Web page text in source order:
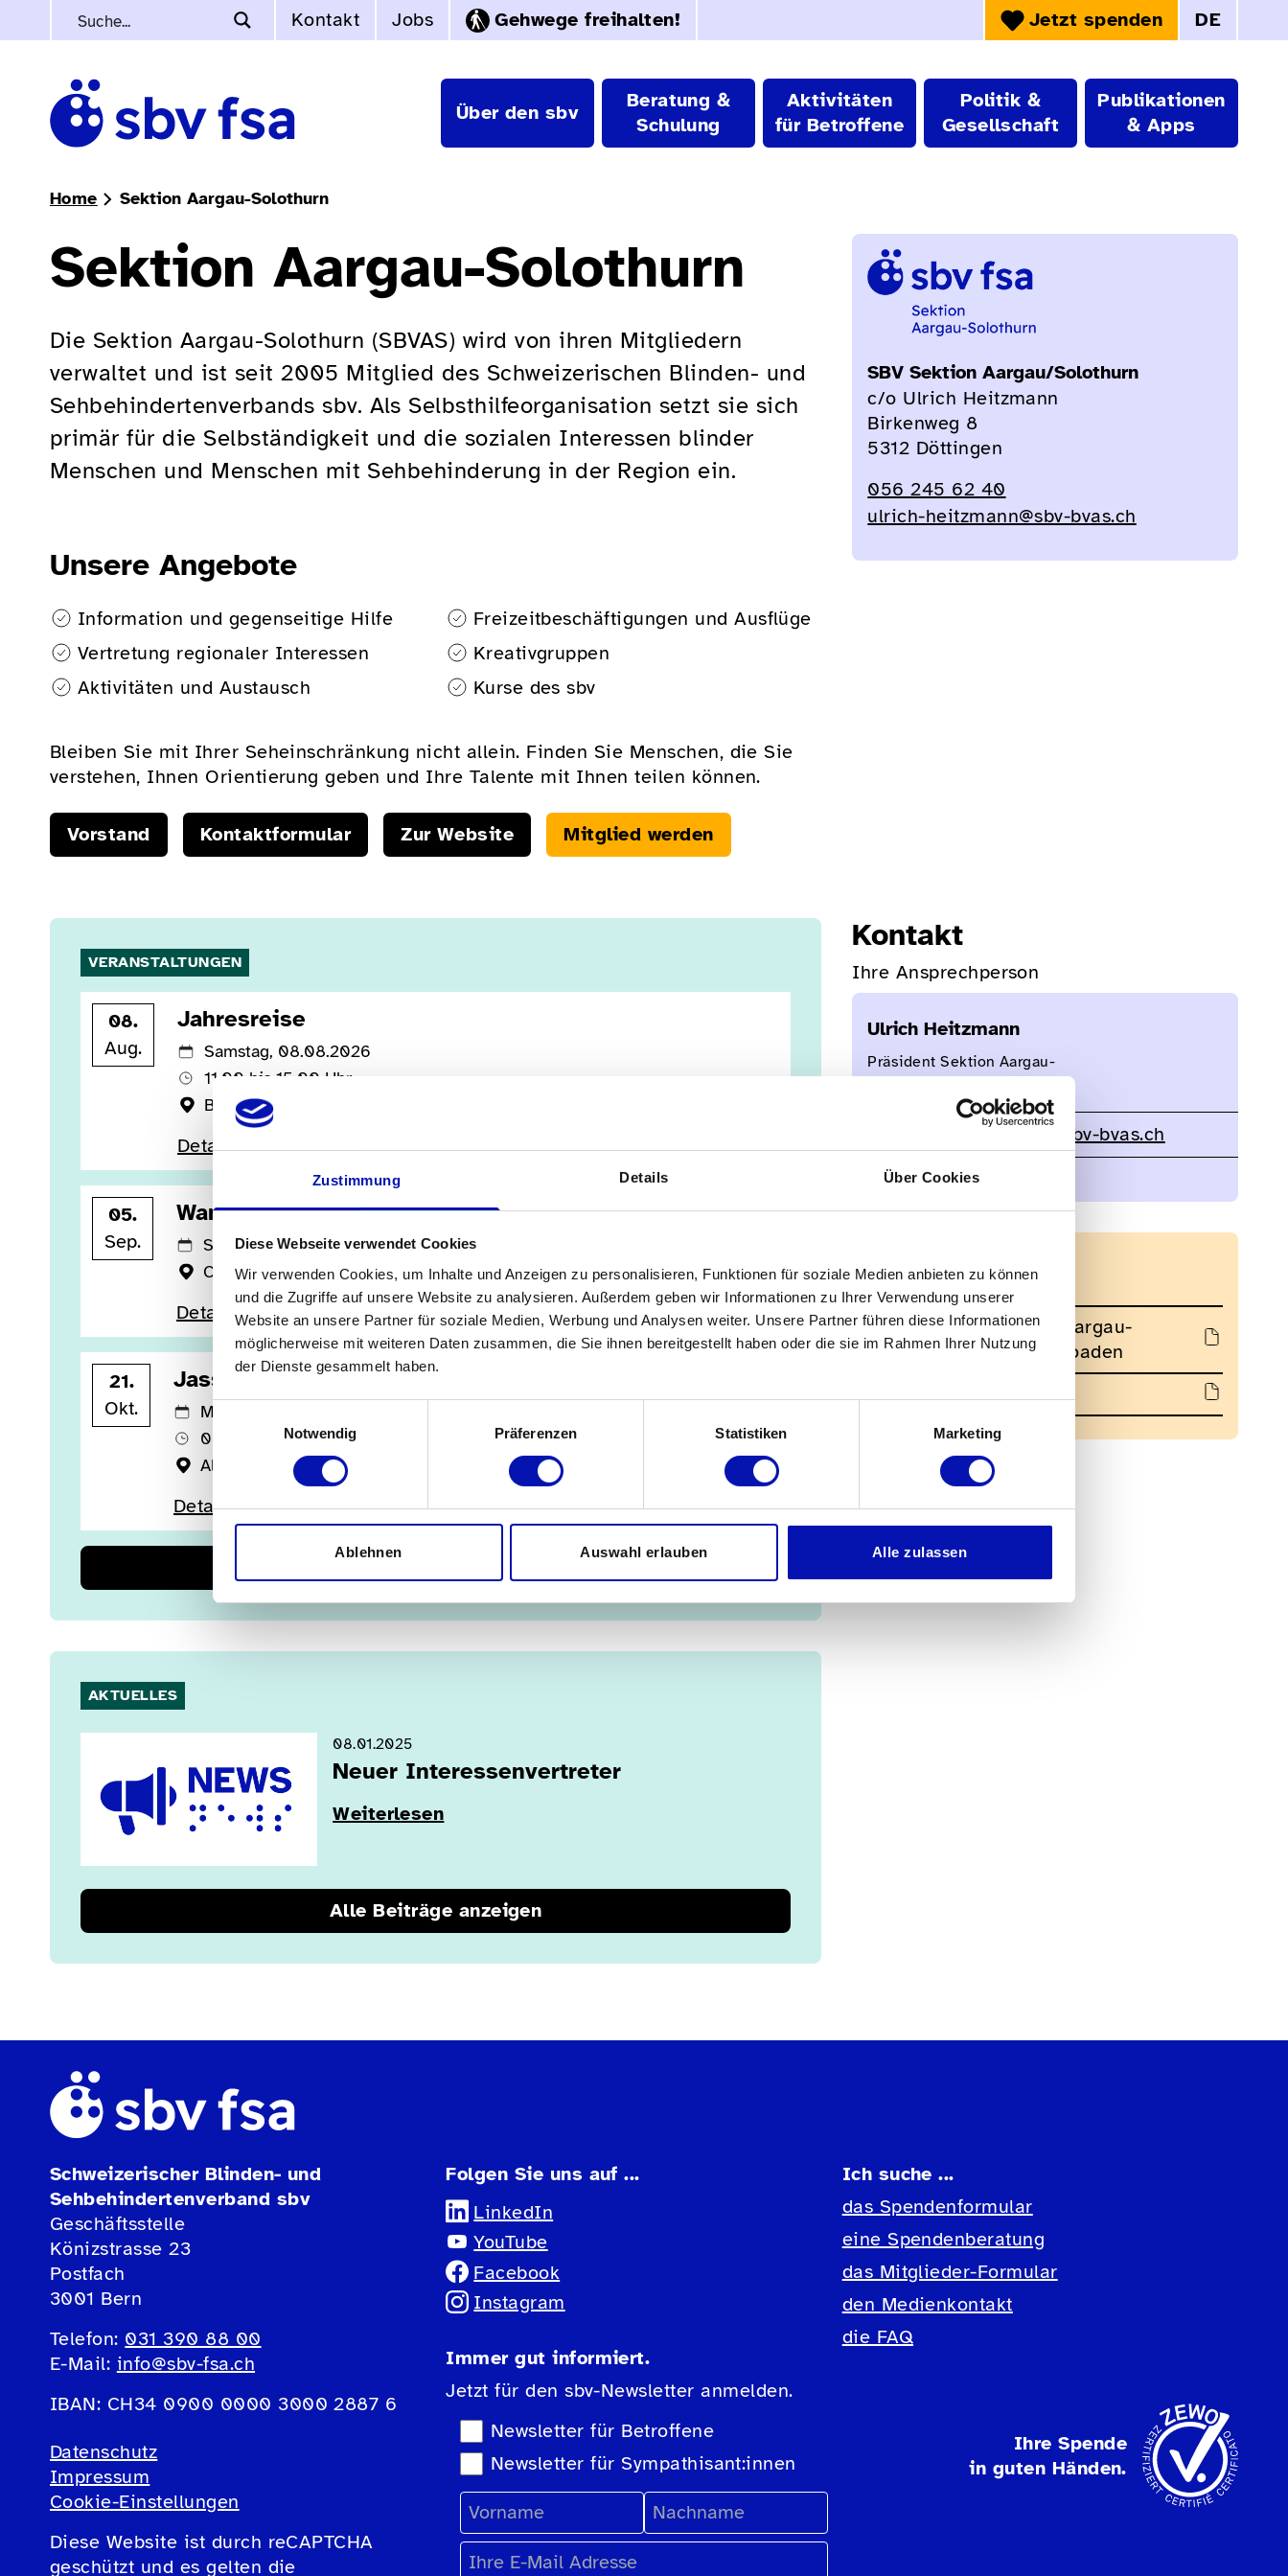
Zustimmung Details Über Cookies
Diese Webseite verwendet Cookies
Wir verwenden Cookies, um Inhalte und Anzeigen zu personalisieren, Funktionen für soziale Medien anbieten zu können
und die Zugriffe auf unsere Website zu analysieren. Außerdem geben wir Informationen zu Ihrer Verwendung unserer
Website an unsere Partner für soziale Medien, Werbung und Analysen weiter. Unsere Partner führen diese Informationen
möglicherweise mit weiteren Daten zusammen, die Sie ihnen bereitgestellt haben oder die sie im Rahmen Ihrer Nutzung
der Dienste gesammelt haben.
Einwilligungsauswahl
Notwendig
Präferenzen Statistiken Marketing
Ablehnen Auswahl erlauben Alle zulassen
Kontakt Jobs Gehwege freihalten! Jetzt spenden Sprachwahl:
DE
Über den sbv
Beratung &
Schulung
Aktivitäten
für Betroffene
Politik &
Gesellschaft
Publikationen
& Apps
Home Sektion Aargau-Solothurn
Sektion Aargau-Solothurn
Die Sektion Aargau-Solothurn (SBVAS) wird von ihren Mitgliedern
verwaltet und ist seit 2005 Mitglied des Schweizerischen Blinden- und
Sehbehindertenverbands sbv. Als Selbsthilfeorganisation setzt sie sich
primär für die Selbständigkeit und die sozialen Interessen blinder
Menschen und Menschen mit Sehbehinderung in der Region ein.
Unsere Angebote
Information und gegenseitige Hilfe
Vertretung regionaler Interessen
Aktivitäten und Austausch
Freizeitbeschäftigungen und Ausflüge
Kreativgruppen
Kurse des sbv
Bleiben Sie mit Ihrer Seheinschränkung nicht allein. Finden Sie Menschen, die Sie
verstehen, Ihnen Orientierung geben und Ihre Talente mit Ihnen teilen können.
Vorstand Kontaktformular Zur Website Mitglied werden
SBV Sektion Aargau/Solothurn
c/o Ulrich Heitzmann
Birkenweg 8
5312 Döttingen
056 245 62 40
ulrich-heitzmann@sbv-bvas.ch
VERANSTALTUNGEN
08.
Aug.
Jahresreise
Samstag, 08.08.2026
11.00 bis 15.00 Uhr
Bodensee
Details anzeigen
05.
Sep.
Wanderung
Samstag, 05.09.2026
Celine Rebsamen
Details anzeigen
21.
Okt.
Jassen
Mittwoch, 21.10.2026
09.30 bis ......
Altersheim Bornblick, Olten
Details anzeigen
AKTUELLES
08.01.2025
Neuer Interessenvertreter
Weiterlesen
Alle Beiträge anzeigen
Kontakt
Ihre Ansprechperson
Ulrich Heitzmann
Präsident Sektion Aargau-
ulrich-heitzmann@sbv-bvas.ch
056 245 62 40
Downloads
Statuten der Sektion Aargau-
Solothurn (PDF) downloaden
Jahresprogramm 2025
Schweizerischer Blinden- und
Sehbehindertenverband sbv
Geschäftsstelle
Könizstrasse 23
Postfach
3001 Bern
Telefon: 031 390 88 00
E-Mail: info@sbv-fsa.ch
IBAN: CH34 0900 0000 3000 2887 6
Datenschutz
Impressum
Cookie-Einstellungen
Diese Website ist durch reCAPTCHA
geschützt und es gelten die
Folgen Sie uns auf ...
LinkedIn
YouTube
Facebook
Instagram
Immer gut informiert.
Jetzt für den sbv-Newsletter anmelden.
Newsletter-Auswahl
Newsletter für Betroffene
Newsletter für Sympathisant:innen
Vorname
Nachname
E-Mail Adresse
Ich suche ...
das Spendenformular
eine Spendenberatung
das Mitglieder-Formular
den Medienkontakt
die FAQ
Ihre Spende
in guten Händen.